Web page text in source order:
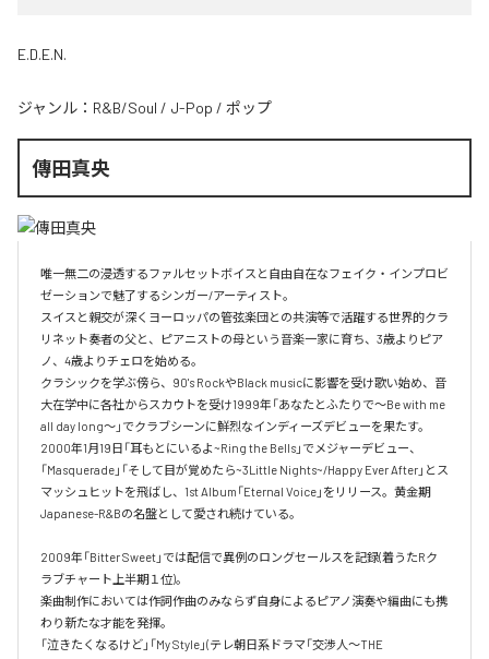
E.D.E.N.
ジャンル： R&B/Soul / J-Pop / ポップ
傳田真央
唯一無二の浸透するファルセットボイスと自由自在なフェイク・インプロビ
ゼーションで魅了するシンガー/アーティスト。
スイスと親交が深くヨーロッパの管弦楽団との共演等で活躍する世界的クラ
リネット奏者の父と、ピアニストの母という音楽一家に育ち、3歳よりピア
ノ、4歳よりチェロを始める。
クラシックを学ぶ傍ら、90's RockやBlack musicに影響を受け歌い始め、音
大在学中に各社からスカウトを受け1999年「あなたとふたりで～Be with me
all day long～」でクラブシーンに鮮烈なインディーズデビューを果たす。
2000年1月19日「耳もとにいるよ~Ring the Bells」でメジャーデビュー、
「Masquerade」「そして目が覚めたら~3Little Nights~/Happy Ever After」とス
マッシュヒットを飛ばし、1st Album「Eternal Voice」をリリース。黄金期
Japanese-R&Bの名盤として愛され続けている。
2009年「Bitter Sweet」では配信で異例のロングセールスを記録(着うたRク
ラブチャート上半期１位)。
楽曲制作においては作詞作曲のみならず自身によるピアノ演奏や編曲にも携
わり新たな才能を発揮。
「泣きたくなるけど」「My Style」(テレ朝日系ドラマ「交渉人～THE